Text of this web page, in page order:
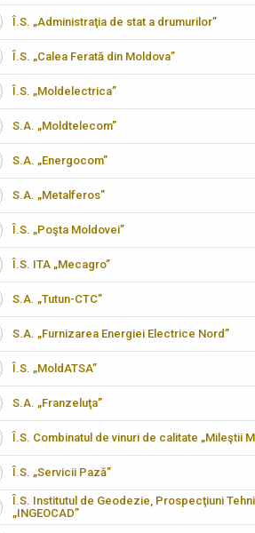
Î.S. „Administraţia de stat a drumurilor”
Î.S. „Calea Ferată din Moldova”
Î.S. „Moldelectrica”
S.A. „Moldtelecom”
S.A. „Energocom”
S.A. „Metalferos”
Î.S. „Poşta Moldovei”
Î.S. ITA „Mecagro”
S.A. „Tutun-CTC”
S.A. „Furnizarea Energiei Electrice Nord”
Î.S. „MoldATSA”
S.A. „Franzeluţa”
Î.S. Combinatul de vinuri de calitate „Mileştii
Î.S. „Servicii Pază”
Î.S. Institutul de Geodezie, Prospecţiuni
„INGEOCAD”